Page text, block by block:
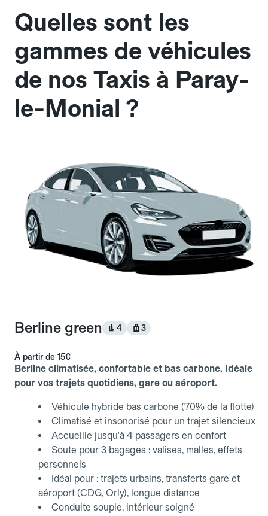
Quelles sont les
gammes de véhicules
de nos Taxis à Paray-
le-Monial ?
Berline green 4 3
À partir de 15€
Berline climatisée, confortable et bas carbone. Idéale
pour vos trajets quotidiens, gare ou aéroport.
Véhicule hybride bas carbone (70% de la flotte)
Climatisé et insonorisé pour un trajet silencieux
Accueille jusqu'à 4 passagers en confort
Soute pour 3 bagages : valises, malles, effets
personnels
Idéal pour : trajets urbains, transferts gare et
aéroport (CDG, Orly), longue distance
Conduite souple, intérieur soigné